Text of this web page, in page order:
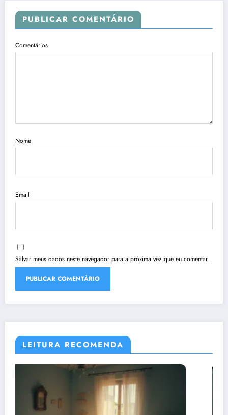
PUBLICAR COMENTÁRIO
Comentários
Nome
Email
Salvar meus dados neste navegador para a próxima vez que eu comentar.
LEITURA RECOMENDA